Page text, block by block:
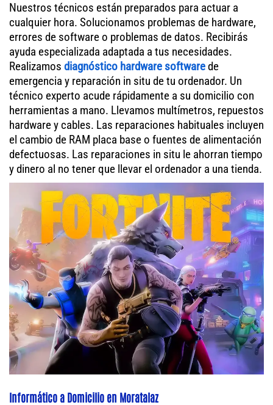
Nuestros técnicos están preparados para actuar a
cualquier hora. Solucionamos problemas de hardware,
errores de software o problemas de datos. Recibirás
ayuda especializada adaptada a tus necesidades.
Realizamos diagnóstico hardware softwarede
emergencia y reparación in situ de tu ordenador. Un
técnico experto acude rápidamente a su domicilio con
herramientas a mano. Llevamos multímetros, repuestos
hardware y cables. Las reparaciones habituales incluyen
el cambio de RAM placa base o fuentes de alimentación
defectuosas. Las reparaciones in situ le ahorran tiempo
y dinero al no tener que llevar el ordenador a una tienda.
Informático a Domicilio en Moratalaz